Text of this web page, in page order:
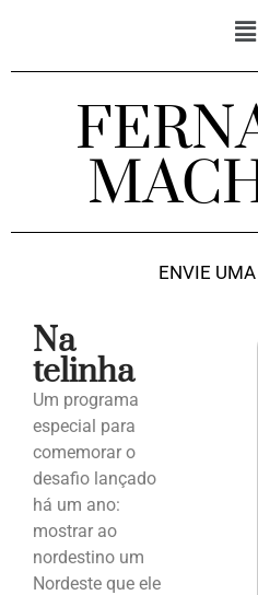
ENVIE
Na
telinha
Um programa
especial para
comemorar o
desafio lançado
há um ano:
mostrar ao
nordestino um
Nordeste que ele